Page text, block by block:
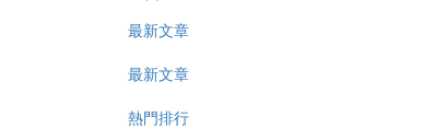
最新文章
最新文章
熱門排行